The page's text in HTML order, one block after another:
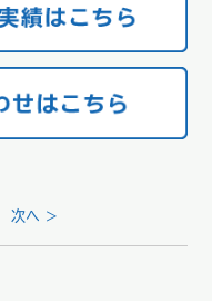
次へ >